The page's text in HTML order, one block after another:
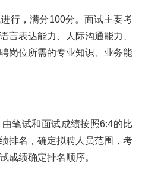
行，满分100分。面试主要考
言表达能力、人际沟通能力、
岗位所需的专业知识、业务能
笔试和面试成绩按照6:4的比
排名，确定拟聘人员范围，考
成绩确定排名顺序。